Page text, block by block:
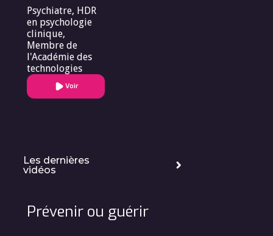
Psychiatre, HDR
en psychologie
clinique,
Membre de
l'Académie des
technologies
Voir
Les dernières
vidéos
Prévenir ou guérir